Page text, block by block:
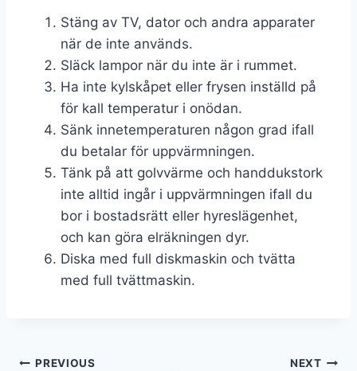
Stäng av TV, dator och andra apparater
när de inte används.
Släck lampor när du inte är i rummet.
Ha inte kylskåpet eller frysen inställd på
för kall temperatur i onödan.
Sänk innetemperaturen någon grad ifall
du betalar för uppvärmningen.
Tänk på att golvvärme och handdukstork
inte alltid ingår i uppvärmningen ifall du
bor i bostadsrätt eller hyreslägenhet,
och kan göra elräkningen dyr.
Diska med full diskmaskin och tvätta
med full tvättmaskin.
PREVIOUS NEXT